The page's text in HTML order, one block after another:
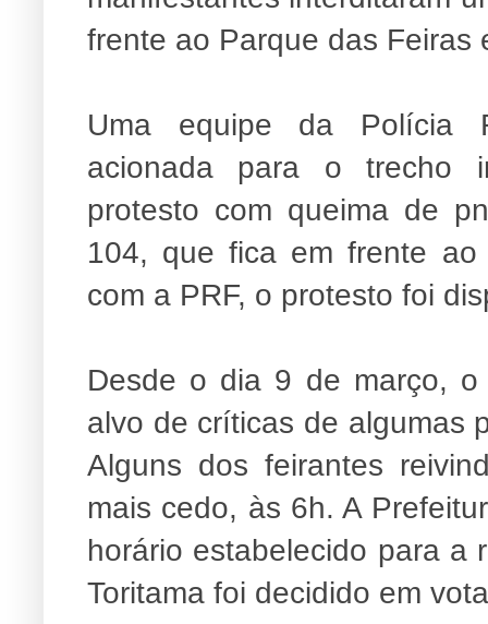
frente ao Parque das Feiras
Uma equipe da Polícia
acionada para o trecho
protesto com queima de
104, que fica em frente
com a PRF, o protesto foi
Desde o dia 9 de março,
alvo de críticas de algumas
Alguns dos feirantes
mais cedo, às 6h. A
horário estabelecido para a
Toritama foi decidido em